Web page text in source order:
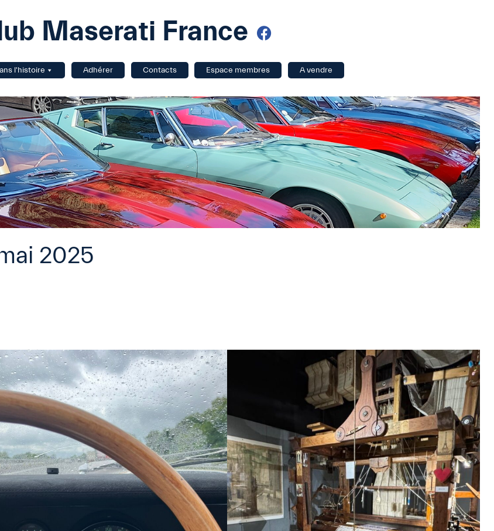
Maserati France
l'histoire Adhérer Contacts Espace membres A vendre
2025